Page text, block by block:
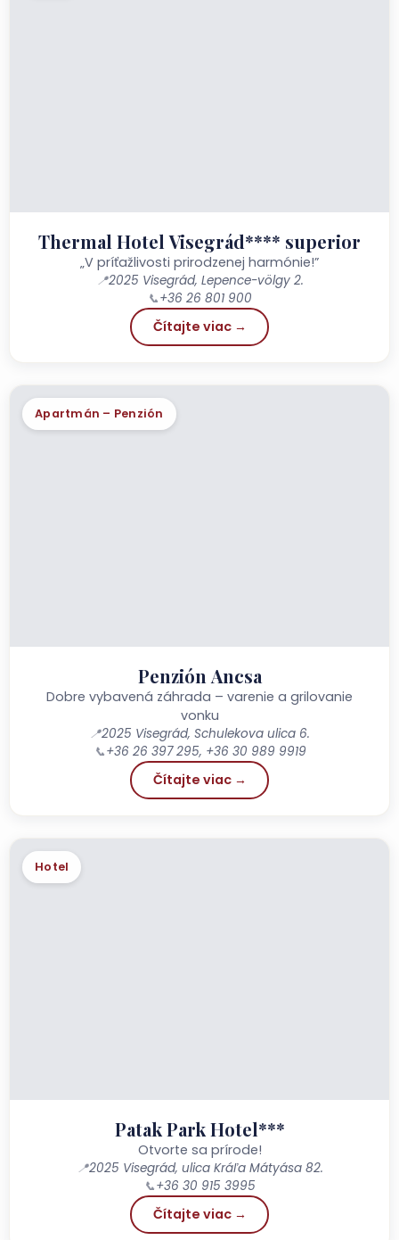
Thermal Hotel Visegrád**** superior
„V príťažlivosti prirodzenej harmónie!”
📍2025 Visegrád, Lepence-völgy 2.
📞+36 26 801 900
Čítajte viac →
Apartmán – Penzión
Penzión Ancsa
Dobre vybavená záhrada – varenie a grilovanie
vonku
📍2025 Visegrád, Schulekova ulica 6.
📞+36 26 397 295, +36 30 989 9919
Čítajte viac →
Hotel
Patak Park Hotel***
Otvorte sa prírode!
📍2025 Visegrád, ulica Kráľa Mátyása 82.
📞+36 30 915 3995
Čítajte viac →